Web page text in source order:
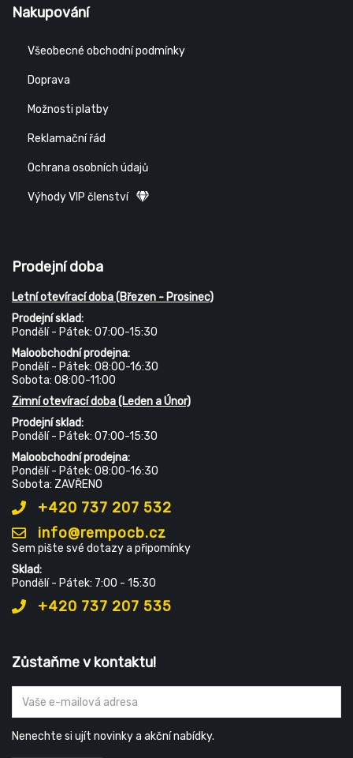
Nakupování
Všeobecné obchodní podmínky
Doprava
Možnosti platby
Reklamační řád
Ochrana osobních údajů
Výhody VIP členství
Prodejní doba
Letní otevírací doba (Březen - Prosinec)
Prodejní sklad:
Pondělí - Pátek: 07:00-15:30
Maloobchodní prodejna:
Pondělí - Pátek: 08:00-16:30
Sobota: 08:00-11:00
Zimní otevírací doba (Leden a Únor)
Prodejní sklad:
Pondělí - Pátek: 07:00-15:30
Maloobchodní prodejna:
Pondělí - Pátek: 08:00-16:30
Sobota: ZAVŘENO
+420 737 207 532
info@rempocb.cz
Sem pište své dotazy a připomínky
Sklad:
Pondělí - Pátek: 7:00 - 15:30
+420 737 207 535
Zůstaňme v kontaktu!
Nenechte si ujít novinky a akční nabídky.